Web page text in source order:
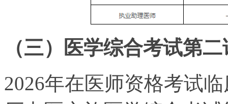
（三）医学综合考试第二
2026年在医师资格考试